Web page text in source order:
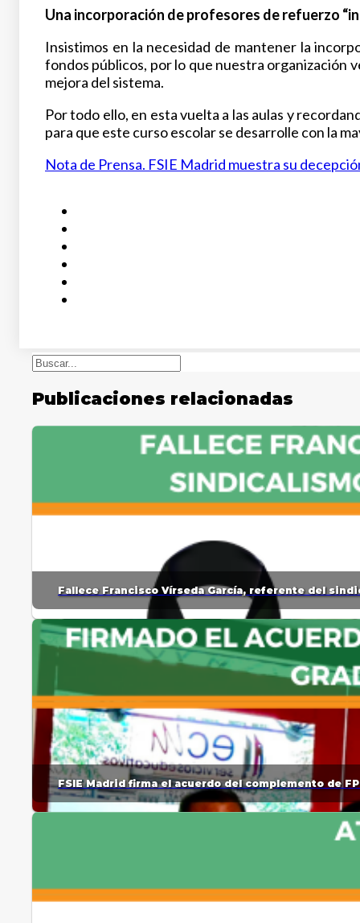
Una incorporación de profesores de refuerzo
Insistimos en la necesidad de mantener la
fondos públicos, por lo que nuestra organización
mejora del sistema.
Por todo ello, en esta vuelta a las aulas y
para que este curso escolar se desarrolle con la
Nota de Prensa. FSIE Madrid muestra su
Buscar
Publicaciones relacionadas
Fallece Francisco Vírseda García, referente del
FSIE Madrid firma el acuerdo del complemento de